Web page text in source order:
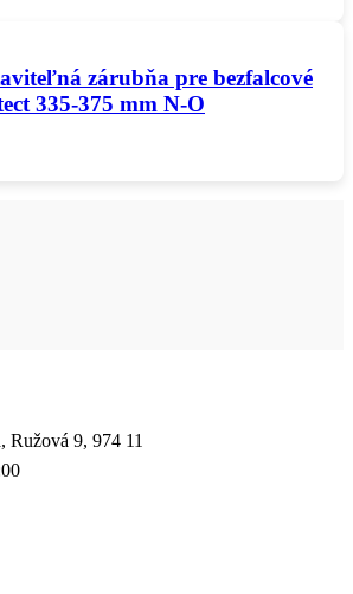
zárubňa pre bezfalcové
335-375 mm N-O
Ružová 9, 974 11